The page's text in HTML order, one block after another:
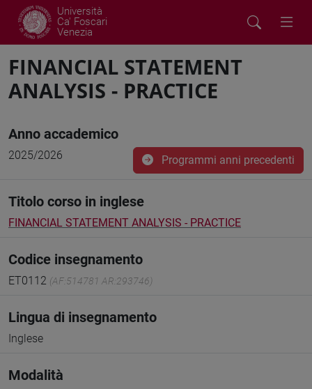
Università
Ca' Foscari
Venezia
FINANCIAL STATEMENT
ANALYSIS - PRACTICE
Anno accademico
2025/2026 Programmi anni precedenti
Titolo corso in inglese
FINANCIAL STATEMENT ANALYSIS - PRACTICE
Codice insegnamento
ET0112 (AF:514781 AR:293746)
Lingua di insegnamento
Inglese
Modalità